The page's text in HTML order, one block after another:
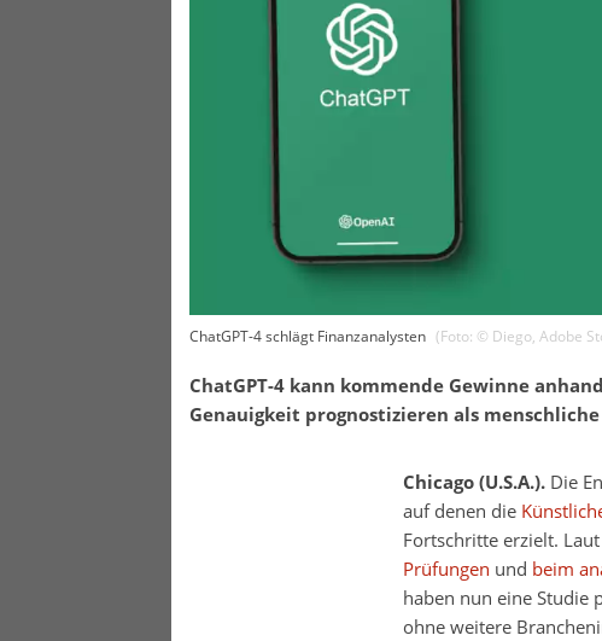
ChatGPT-4 schlägt Finanzanalysten (Foto: © Diego, Adobe
ChatGPT-4 kann kommende Gewinne
Genauigkeit prognostizieren als
Chicago (U.S.A.). Die
auf denen die
Fortschritte erzielt.
Prüfungen und beim
haben nun eine Studie
ohne weitere